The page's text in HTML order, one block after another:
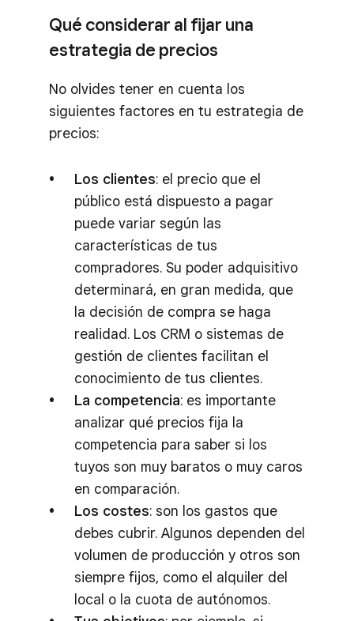
Qué considerar al fijar una
estrategia de precios
No olvides tener en cuenta los
siguientes factores en tu estrategia de
precios:
Los clientes: el precio que el
público está dispuesto a pagar
puede variar según las
características de tus
compradores. Su poder adquisitivo
determinará, en gran medida, que
la decisión de compra se haga
realidad. Los CRM o sistemas de
gestión de clientes facilitan el
conocimiento de tus clientes.
La competencia: es importante
analizar qué precios fija la
competencia para saber si los
tuyos son muy baratos o muy caros
en comparación.
Los costes: son los gastos que
debes cubrir. Algunos dependen del
volumen de producción y otros son
siempre fijos, como el alquiler del
local o la cuota de autónomos.